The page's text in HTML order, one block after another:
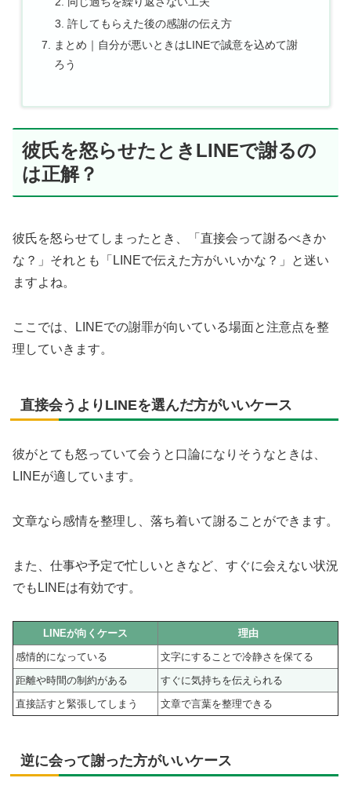
許してもらえた後の感謝の伝え方
まとめ｜自分が悪いときはLINEで誠意を込めて謝
ろう
彼氏を怒らせたときLINEで謝るの
は正解？
彼氏を怒らせてしまったとき、「直接会って謝るべきか
な？」それとも「LINEで伝えた方がいいかな？」と迷い
ますよね。
ここでは、LINEでの謝罪が向いている場面と注意点を整
理していきます。
直接会うよりLINEを選んだ方がいいケース
彼がとても怒っていて会うと口論になりそうなときは、
LINEが適しています。
文章なら感情を整理し、落ち着いて謝ることができます。
また、仕事や予定で忙しいときなど、すぐに会えない状況
でもLINEは有効です。
LINEが向くケース
理由
感情的になっている
文字にすることで冷静さを保てる
距離や時間の制約がある
すぐに気持ちを伝えられる
直接話すと緊張してしまう
文章で言葉を整理できる
逆に会って謝った方がいいケース